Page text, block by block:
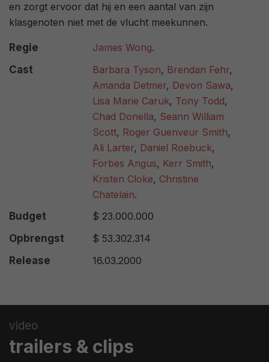
en zorgt ervoor dat hij en een aantal van zijn
klasgenoten niet met de vlucht meekunnen.
Regie James Wong.
Cast
Barbara Tyson, Brendan Fehr,
Amanda Detmer, Devon Sawa,
Lisa Marie Caruk, Tony Todd,
Chad Donella, Seann William
Scott, Roger Guenveur Smith,
Ali Larter, Daniel Roebuck,
Forbes Angus, Kerr Smith,
Kristen Cloke, Christine
Chatelain.
Budget
$ 23.000.000
Opbrengst
$ 53.302.314
Release
16.03.2000
video
trailers & clips